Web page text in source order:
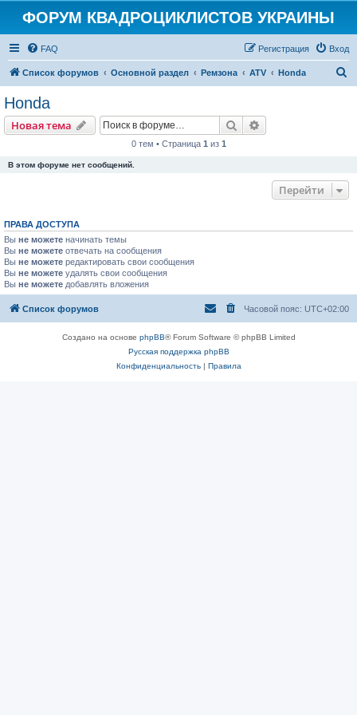
ФОРУМ КВАДРОЦИКЛИСТОВ УКРАИНЫ
FAQ Вход
Регистрация
Список форумов Основной раздел Ремзона ATV Honda
Honda
Новая тема Поиск
0 тем • Страница 1 из 1
В этом форуме нет сообщений.
Перейти
ПРАВА ДОСТУПА
Вы не можете начинать темы
Вы не можете отвечать на сообщения
Вы не можете редактировать свои сообщения
Вы не можете удалять свои сообщения
Вы не можете добавлять вложения
Список форумов Часовой пояс: UTC+02:00
Создано на основе phpBB® Forum Software © phpBB Limited
Русская поддержка phpBB
Конфиденциальность| Правила